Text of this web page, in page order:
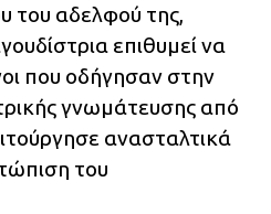
του αδελφού της,
επιθυμεί να
που οδήγησαν στην
γνωμάτευσης από
ανασταλτικά
του